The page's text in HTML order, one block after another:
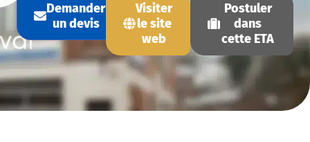
Demander
un devis
Visiter
le site
web
Postuler
dans
cette ETA